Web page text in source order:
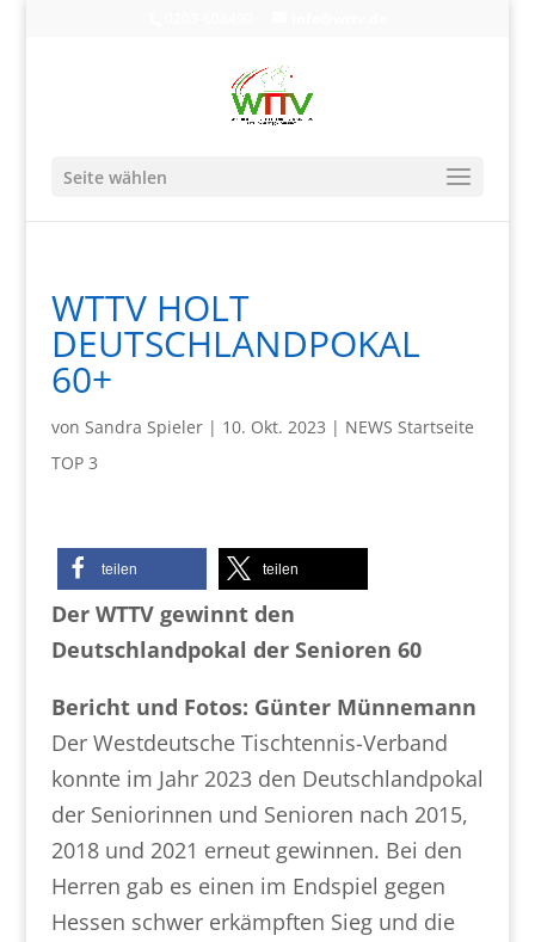
Seite wählen
WTTV HOLT
DEUTSCHLANDPOKAL
60+
von Sandra Spieler| 10. Okt. 2023 | NEWS Startseite
TOP 3
teilen teilen
Der WTTV gewinnt den
Deutschlandpokal der Senioren 60
Bericht und Fotos: Günter Münnemann
Der Westdeutsche Tischtennis-Verband
konnte im Jahr 2023 den Deutschlandpokal
der Seniorinnen und Senioren nach 2015,
2018 und 2021 erneut gewinnen. Bei den
Herren gab es einen im Endspiel gegen
Hessen schwer erkämpften Sieg und die